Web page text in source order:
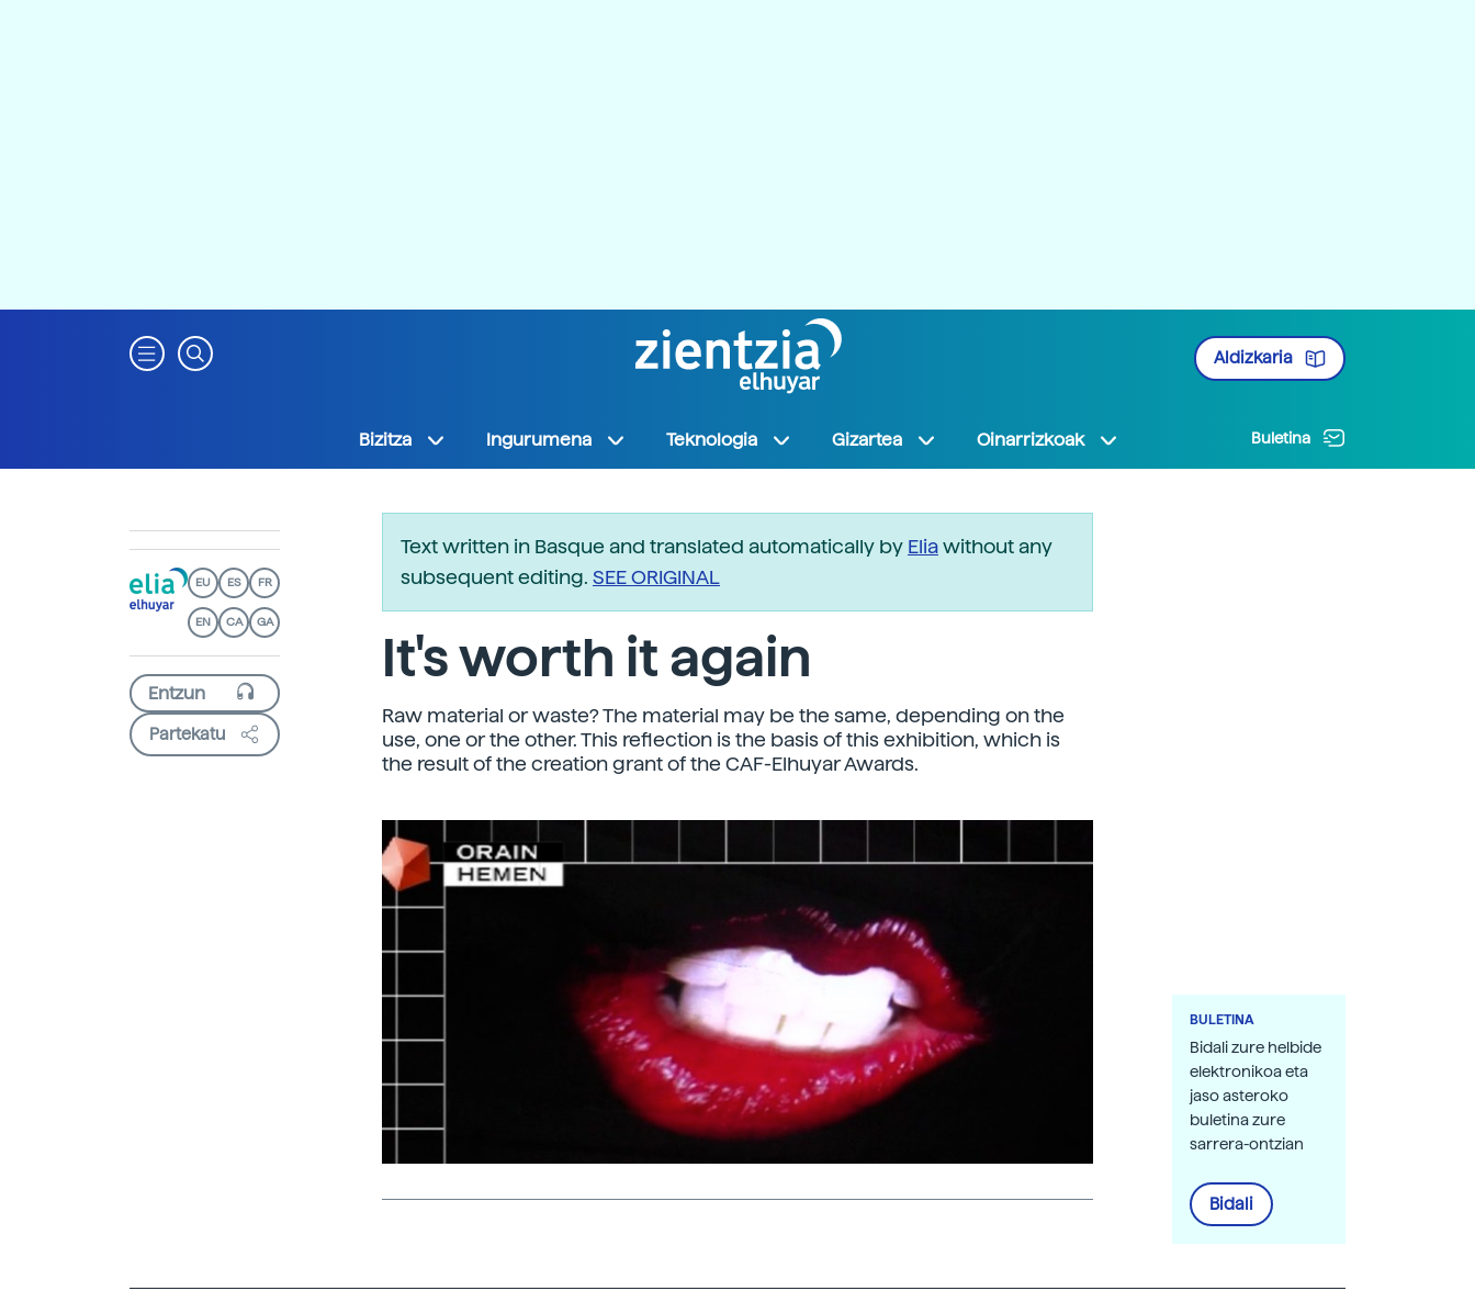
Aldizkaria
Bizitza Ingurumena Teknologia Gizartea Oinarrizkoak Buletina
EU ES FR
EN CA GA
Partekatu
Text written in Basque and translated automatically by Eliawithout any
subsequent editing. SEE ORIGINAL
It's worth it again
Raw material or waste? The material may be the same, depending on the
use, one or the other. This reflection is the basis of this exhibition, which is
the result of the creation grant of the CAF-Elhuyar Awards.
BULETINA
Bidali zure helbide
elektronikoa eta
jaso asteroko
buletina zure
sarrera-ontzian
Bidali